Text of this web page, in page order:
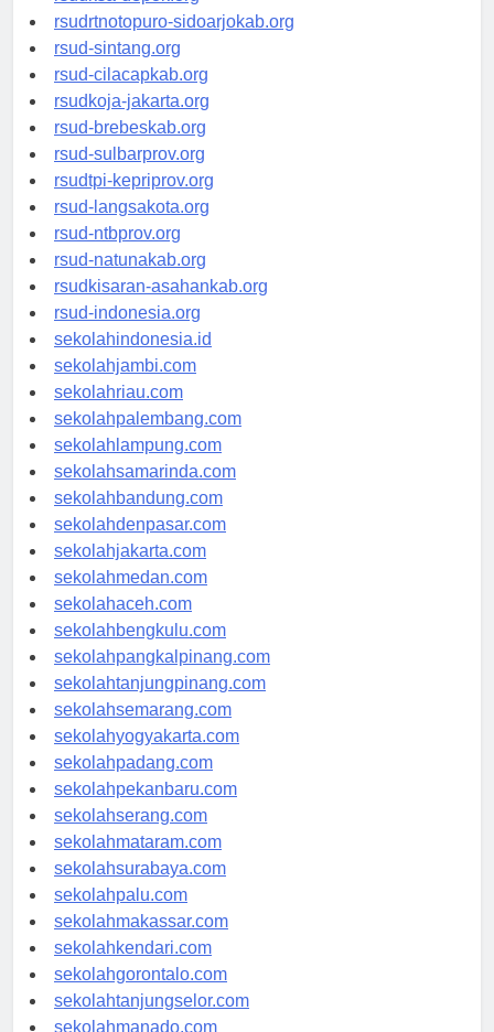
rsudksa-depok.org
rsudrtnotopuro-sidoarjokab.org
rsud-sintang.org
rsud-cilacapkab.org
rsudkoja-jakarta.org
rsud-brebeskab.org
rsud-sulbarprov.org
rsudtpi-kepriprov.org
rsud-langsakota.org
rsud-ntbprov.org
rsud-natunakab.org
rsudkisaran-asahankab.org
rsud-indonesia.org
sekolahindonesia.id
sekolahjambi.com
sekolahriau.com
sekolahpalembang.com
sekolahlampung.com
sekolahsamarinda.com
sekolahbandung.com
sekolahdenpasar.com
sekolahjakarta.com
sekolahmedan.com
sekolahaceh.com
sekolahbengkulu.com
sekolahpangkalpinang.com
sekolahtanjungpinang.com
sekolahsemarang.com
sekolahyogyakarta.com
sekolahpadang.com
sekolahpekanbaru.com
sekolahserang.com
sekolahmataram.com
sekolahsurabaya.com
sekolahpalu.com
sekolahmakassar.com
sekolahkendari.com
sekolahgorontalo.com
sekolahtanjungselor.com